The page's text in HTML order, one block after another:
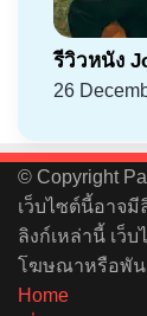
รีวิวหนัง
26
© Copyright
เว็บไซต์นี้อาจ
ลิงก์เหล่านี้ เว็
โฆษณาหรือพัน
Home